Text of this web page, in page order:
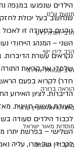
תנועת ש"ס
הרב יהודה דרעי
הרב לירן ישי
הרב שמואל אליהו
הוראה ברורה
בית הוראה מעיין טהור
מוסדות מאור ישראל
ברוך דיין האמת
הילדים שנפגעו במגֵפה
שנחשב בעל יכולת
נוהגים בסעודה זו לאכול
השני – המנהג הייחודי
נקראים עשרת הדיברות.
שלמדו את קריאת
חדר) לקרוא בפעם
הדיברות. לציון האירוע
סעודת מצווה חגיגית.
לכבוד הילדים סעודה
השלישי – בפרשת יתרו
לכבודו של יתרו, עליה